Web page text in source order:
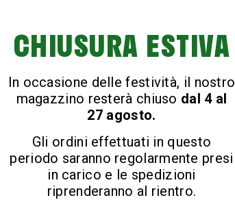
CHIUSURA ESTIVA
In occasione delle festività, il nostro
magazzino resterà chiuso dal 4 al
27 agosto.
Gli ordini effettuati in questo
periodo saranno regolarmente presi
in carico e le spedizioni
riprenderanno al rientro.